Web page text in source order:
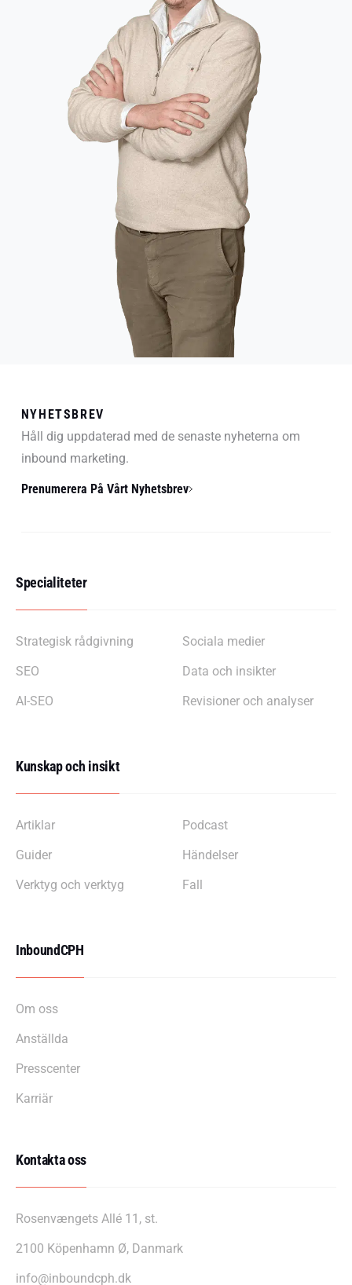
NYHETSBREV
Håll dig uppdaterad med de senaste nyheterna om
inbound marketing.
Prenumerera På Vårt Nyhetsbrev
Specialiteter
Strategisk rådgivning
SEO
AI-SEO
Sociala medier
Data och insikter
Revisioner och analyser
Kunskap och insikt
Artiklar
Guider
Verktyg och verktyg
Podcast
Händelser
Fall
InboundCPH
Om oss
Anställda
Presscenter
Karriär
Kontakta oss
Rosenvængets Allé 11, st.
2100 Köpenhamn Ø, Danmark
info@inboundcph.dk